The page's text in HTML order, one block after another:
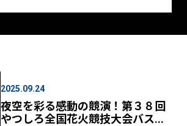
2025.09.24
夜空を彩る感動の競演！第３８回
やつしろ全国花火競技大会バス...